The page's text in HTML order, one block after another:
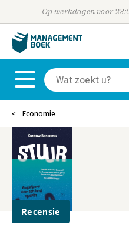
Op werkdagen voor
Economie
Recensie